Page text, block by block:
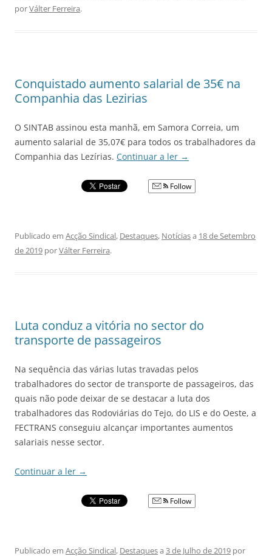
porVálter Ferreira.
Conquistado aumento salarial de 35€ na
Companhia das Lezirias
O SINTAB assinou esta manhã, em Samora Correia, um
aumento salarial de 35,07€ para todos os trabalhadores da
Companhia das Lezírias. Continuar a ler →
Follow
Publicado em Acção Sindical, Destaques, Notíciasa 18 de Setembro
de 2019 porVálter Ferreira.
Luta conduz a vitória no sector do
transporte de passageiros
Na sequência das várias lutas travadas pelos
trabalhadores do sector de transporte de passageiros, das
quais não pode deixar de se destacar a luta dos
trabalhadores das Rodoviárias do Tejo, do LIS e do Oeste, a
FECTRANS conseguiu alcançar importantes aumentos
salariais nesse sector.
Continuar a ler →
Follow
Publicado em Acção Sindical, Destaquesa 3 de Julho de 2019 por